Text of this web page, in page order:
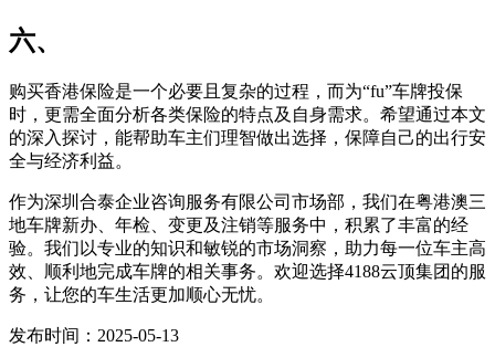
六、
购买香港保险是一个必要且复杂的过程，而为“fu”车牌投保
时，更需全面分析各类保险的特点及自身需求。希望通过本文
的深入探讨，能帮助车主们理智做出选择，保障自己的出行安
全与经济利益。
作为深圳合泰企业咨询服务有限公司市场部，我们在粤港澳三
地车牌新办、年检、变更及注销等服务中，积累了丰富的经
验。我们以专业的知识和敏锐的市场洞察，助力每一位车主高
效、顺利地完成车牌的相关事务。欢迎选择4188云顶集团的服
务，让您的车生活更加顺心无忧。
发布时间：2025-05-13